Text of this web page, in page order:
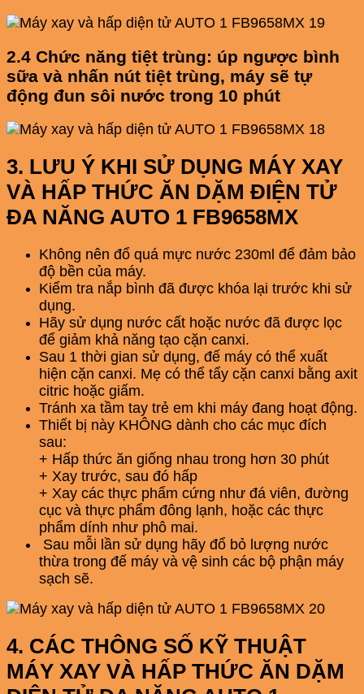
2.4 Chức năng tiệt trùng: úp ngược bình
sữa và nhấn nút tiệt trùng, máy sẽ tự
động đun sôi nước trong 10 phút
3. LƯU Ý KHI SỬ DỤNG MÁY XAY
VÀ HẤP THỨC ĂN DẶM ĐIỆN TỬ
ĐA NĂNG AUTO 1 FB9658MX
Không nên đổ quá mực nước 230ml để đảm bảo
độ bền của máy.
Kiểm tra nắp bình đã được khóa lại trước khi sử
dụng.
Hãy sử dụng nước cất hoặc nước đã được lọc
để giảm khả năng tạo cặn canxi.
Sau 1 thời gian sử dụng, đế máy có thể xuất
hiện cặn canxi. Mẹ có thể tẩy cặn canxi bằng axit
citric hoặc giấm.
Tránh xa tầm tay trẻ em khi máy đang hoạt động.
Thiết bị này KHÔNG dành cho các mục đích
sau:
+ Hấp thức ăn giống nhau trong hơn 30 phút
+ Xay trước, sau đó hấp
+ Xay các thực phẩm cứng như đá viên, đường
cục và thực phẩm đông lạnh, hoặc các thực
phẩm dính như phô mai.
Sau mỗi lần sử dụng hãy đổ bỏ lượng nước
thừa trong đế máy và vệ sinh các bộ phận máy
sạch sẽ.
4. CÁC THÔNG SỐ KỸ THUẬT
MÁY XAY VÀ HẤP THỨC ĂN DẶM